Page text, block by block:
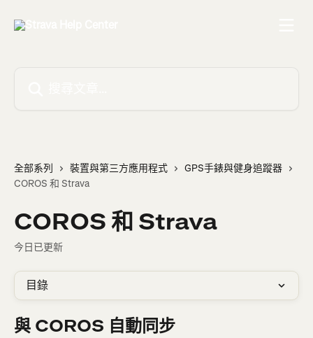
全部系列 裝置與第三方應用程式
GPS手錶與健身追蹤器
COROS 和 Strava
COROS 和 Strava
今日已更新
目錄
與 COROS 自動同步